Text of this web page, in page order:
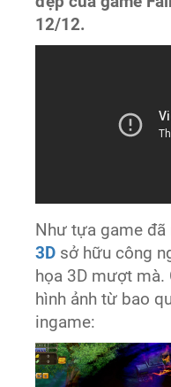
12/12.
Như tựa game đã
3D sở hữu công
họa 3D mượt mà.
hình ảnh từ bao
ingame: